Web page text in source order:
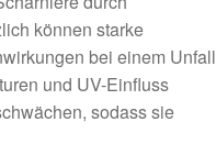
können starke
bei einem Unfall
und UV-Einfluss
sodass sie